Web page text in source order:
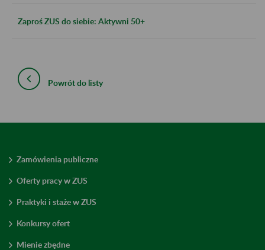
Zaproś ZUS do siebie: Aktywni 50+
Powrót do listy
Zamówienia publiczne
Oferty pracy w ZUS
Praktyki i staże w ZUS
Konkursy ofert
Mienie zbędne